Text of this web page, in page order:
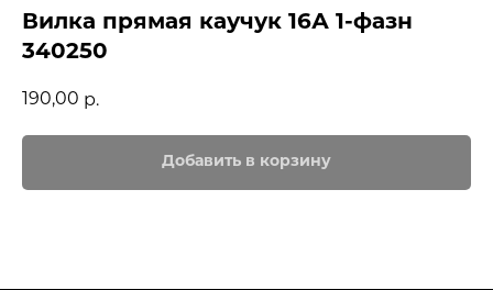
Вилка прямая каучук 16А 1-фазн
340250
190,00 р.
Добавить в корзину